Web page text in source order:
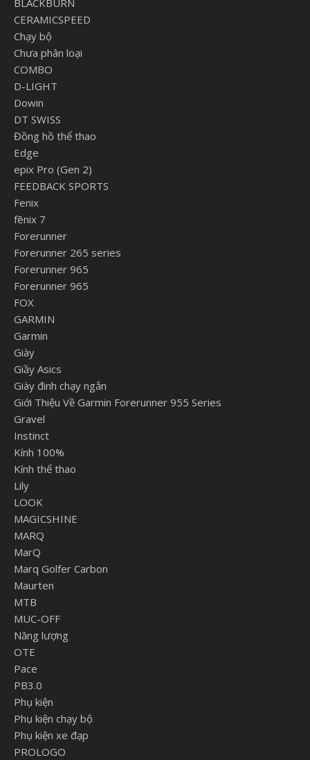
BLACKBURN
CERAMICSPEED
Chạy bộ
Chưa phân loại
COMBO
D-LIGHT
Dowin
DT SWISS
Đồng hồ thể thao
Edge
epix Pro (Gen 2)
FEEDBACK SPORTS
Fenix
fēnix 7
Forerunner
Forerunner 265 series
Forerunner 965
Forerunner 965
FOX
GARMIN
Garmin
Giày
Giầy Asics
Giày đinh chạy ngắn
Giới Thiệu Về Garmin Forerunner 955 Series
Gravel
Instinct
Kính 100%
Kính thể thao
Lily
LOOK
MAGICSHINE
MARQ
MarQ
Marq Golfer Carbon
Maurten
MTB
MUC-OFF
Năng lượng
OTE
Pace
PB3.0
Phụ kiện
Phụ kiện chạy bộ
Phụ kiện xe đạp
PROLOGO